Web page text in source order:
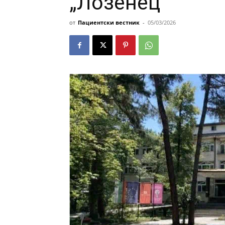
от Пациентски вестник - 05/03/2026